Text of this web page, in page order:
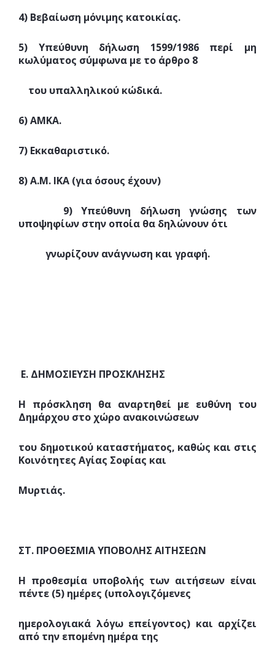
4) Βεβαίωση μόνιμης κατοικίας.
5) Υπεύθυνη δήλωση 1599/1986 περί μη
κωλύματος σύμφωνα με το άρθρο 8
του υπαλληλικού κώδικά.
6) ΑΜΚΑ.
7) Εκκαθαριστικό.
8) Α.Μ. ΙΚΑ (για όσους έχουν)
9) Υπεύθυνη δήλωση γνώσης των
υποψηφίων στην οποία θα δηλώνουν ότι
γνωρίζουν ανάγνωση και γραφή.
Ε. ΔΗΜΟΣΙΕΥΣΗ ΠΡΟΣΚΛΗΣΗΣ
Η πρόσκληση θα αναρτηθεί με ευθύνη του
Δημάρχου στο χώρο ανακοινώσεων
του δημοτικού καταστήματος, καθώς και στις
Κοινότητες Αγίας Σοφίας και
Μυρτιάς.
ΣΤ. ΠΡΟΘΕΣΜΙΑ ΥΠΟΒΟΛΗΣ ΑΙΤΗΣΕΩΝ
Η προθεσμία υποβολής των αιτήσεων είναι
πέντε (5) ημέρες (υπολογιζόμενες
ημερολογιακά λόγω επείγοντος) και αρχίζει
από την επομένη ημέρα της